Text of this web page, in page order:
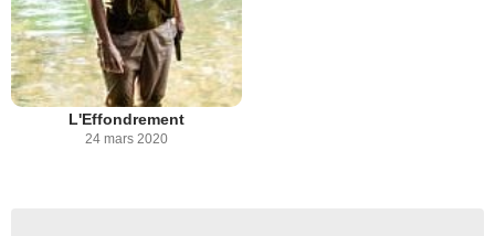
L'Effondrement
24 mars 2020